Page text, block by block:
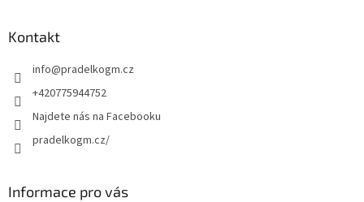
Kontakt
info@pradelkogm.cz
+420775944752
Najdete nás na Facebooku
pradelkogm.cz/
Informace pro vás